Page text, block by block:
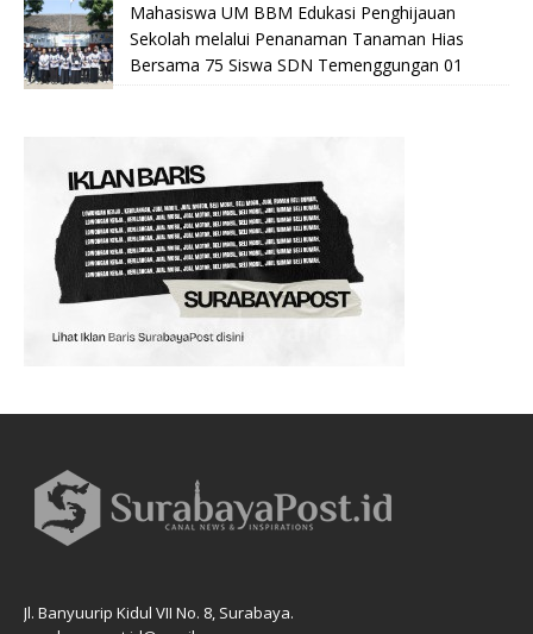
Mahasiswa UM BBM Edukasi Penghijauan
Sekolah melalui Penanaman Tanaman Hias
Bersama 75 Siswa SDN Temenggungan 01
Jl. Banyuurip Kidul VII No. 8, Surabaya.